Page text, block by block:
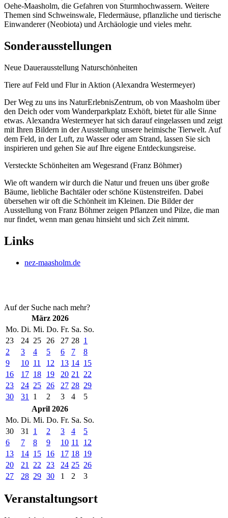
Oehe-Maasholm, die Gefahren von Sturmhochwassern. Weitere
Themen sind Schweinswale, Fledermäuse, pflanzliche und tierische
Einwanderer (Neobiota) und Archäologie und vieles mehr.
Sonderausstellungen
Neue Dauerausstellung Naturschönheiten
Tiere auf Feld und Flur in Aktion (Alexandra Westermeyer)
Der Weg zu uns ins NaturErlebnisZentrum, ob von Maasholm über
den Deich oder vom Wanderparkplatz Exhöft, bietet für alle Sinne
etwas. Alexandra Westermeyer hat sich darauf eingelassen und zeigt
mit Ihren Bildern in der Ausstellung unsere heimische Tierwelt. Auf
dem Feld, in der Luft, zu Wasser oder am Strand, lassen Sie sich
inspirieren und gehen Sie auf Ihre eigene Entdeckungsreise.
Versteckte Schönheiten am Wegesrand (Franz Böhmer)
Wie oft wandern wir durch die Natur und freuen uns über große
Bäume, liebliche Bachtäler oder schöne Küstenstreifen. Dabei
übersehen wir oft die Schönheit im Kleinen. Die Bilder der
Ausstellung von Franz Böhmer zeigen Pflanzen und Pilze, die man
nur findet, wenn man genau hinsieht und sich Zeit nimmt.
Links
nez-maasholm.de
Auf der Suche nach mehr?
März 2026
Mo. Di. Mi. Do. Fr. Sa. So.
23
24 25 26 27 28 1
2
3 4 5 6 7
8
9
10 11 12 13 14 15
16
17 18 19 20 21
22
23
24 25 26 27 28 29
30
31 1 2 3 4
5
April 2026
Mo. Di. Mi. Do. Fr. Sa. So.
30
31 1 2 3 4
5
6
7 8 9 10 11
12
13
14 15 16 17 18 19
20
21 22 23 24 25 26
27
28 29 30 1 2 3
Veranstaltungsort